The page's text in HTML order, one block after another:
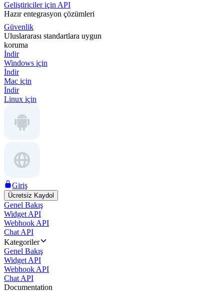
Geliştiriciler için API
Hazır entegrasyon çözümleri
Güvenlik
Uluslararası standartlara uygun
koruma
İndir
Windows için
İndir
Mac için
İndir
Linux için
Giriş
Ücretsiz Kaydol
Genel Bakış
Widget API
Webhook API
Chat API
Kategoriler
Genel Bakış
Widget API
Webhook API
Chat API
Documentation